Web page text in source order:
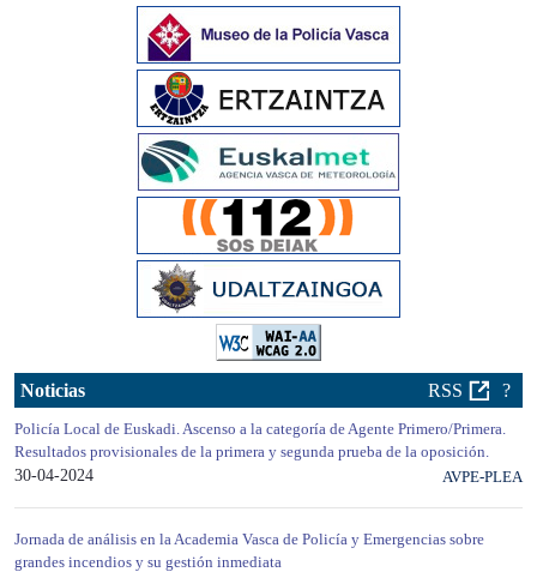
Noticias RSS ?
Policía Local de Euskadi. Ascenso a la categoría de Agente Primero/Primera.
Resultados provisionales de la primera y segunda prueba de la oposición.
30-04-2024
AVPE-PLEA
Jornada de análisis en la Academia Vasca de Policía y Emergencias sobre
grandes incendios y su gestión inmediata